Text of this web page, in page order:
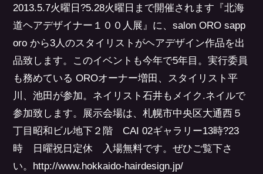
2013.5.7火曜日?5.28火曜日まで開催されます『北海
道ヘアデザイナー１００人展』に、salon ORO sapp
oro から3人のスタイリストがヘアデザイン作品を出
品致します。このイベントも今年で5年目。実行委員
も務めている OROオーナー増田、スタイリスト平
川、池田が参加。ネイリスト石井もメイク.ネイルで
参加致します。展示会場は、札幌市中央区大通西５
丁目昭和ビル地下２階 CAI 02ギャラリー13時?23
時 日曜祝日定休 入場無料です。ぜひご覧下さ
い。http://www.hokkaido-hairdesign.jp/